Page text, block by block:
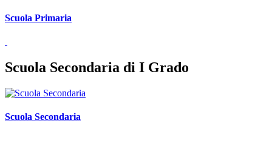
Scuola Primaria
Scuola Secondaria di I Grado
Scuola Secondaria